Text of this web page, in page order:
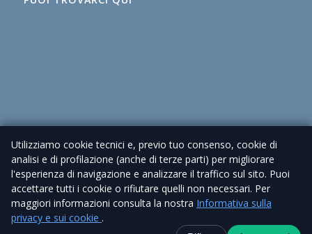
© 2026 Agenzia Immobiliare Cioni – P. IVA 02225630462 |
Utilizziamo cookie tecnici e, previo tuo consenso, cookie di
analisi e di profilazione (anche di terze parti) per migliorare
l'esperienza di navigazione e analizzare il traffico sul sito. Puoi
accettare tutti i cookie o rifiutare quelli non necessari. Per
maggiori informazioni consulta la nostra Informativa sulla
privacy e sui cookie .
WhatsApp Canale